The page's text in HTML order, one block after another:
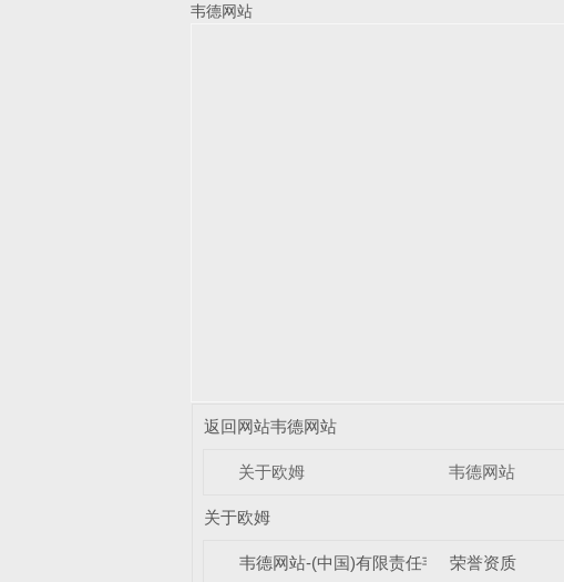
韦德网站
返回网站韦德网站
关于欧姆 韦德网站
关于欧姆
韦德网站-(中国)有限责任韦德网站
荣誉资质